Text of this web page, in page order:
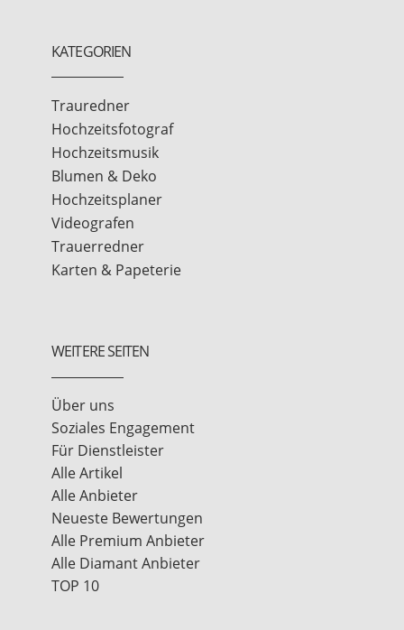
KATEGORIEN
Trauredner
Hochzeitsfotograf
Hochzeitsmusik
Blumen & Deko
Hochzeitsplaner
Videografen
Trauerredner
Karten & Papeterie
WEITERE SEITEN
Über uns
Soziales Engagement
Für Dienstleister
Alle Artikel
Alle Anbieter
Neueste Bewertungen
Alle Premium Anbieter
Alle Diamant Anbieter
TOP 10